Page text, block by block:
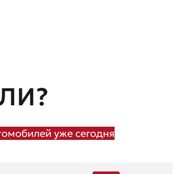
уже сегодня